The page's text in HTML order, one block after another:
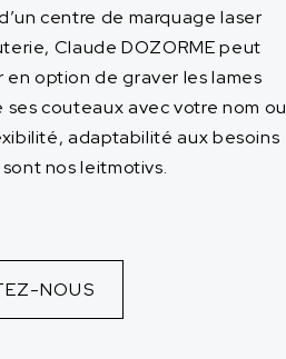
centre de marquage laser
Claude DOZORME peut
en option de graver les lames
couteaux avec votre nom ou
adaptabilité aux besoins
nos leitmotivs.
NOUS